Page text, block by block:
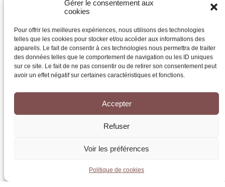
Gérer le consentement aux
cookies
Pour offrir les meilleures expériences, nous utilisons des technologies
telles que les cookies pour stocker et/ou accéder aux informations des
appareils. Le fait de consentir à ces technologies nous permettra de traiter
des données telles que le comportement de navigation ou les ID uniques
sur ce site. Le fait de ne pas consentir ou de retirer son consentement peut
avoir un effet négatif sur certaines caractéristiques et fonctions.
Accepter
Refuser
Voir les préférences
Politique de cookies
Paiement sécurisé
Site internet réalisé par
Mentions légales